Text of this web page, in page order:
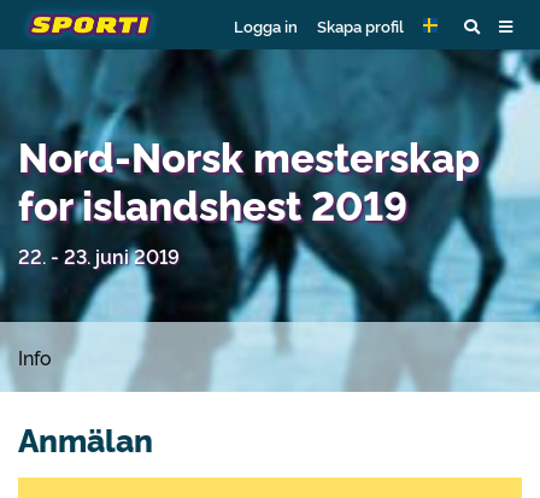
Logga in Skapa profil
Nord-Norsk mesterskap
for islandshest 2019
22. - 23. juni 2019
Info
Anmälan